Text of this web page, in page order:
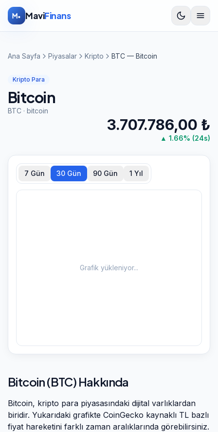
İçeriğe atla
MaviFinans
Ana Sayfa Piyasalar Kripto BTC — Bitcoin
Kripto Para
Bitcoin
BTC · bitcoin
3.707.786,00 ₺
▲ 1.66% (24s)
7 Gün 30 Gün 90 Gün 1 Yıl
Grafik yükleniyor...
Bitcoin(BTC) Hakkında
Bitcoin, kripto para piyasasındaki dijital varlıklardan
biridir. Yukarıdaki grafikte CoinGecko kaynaklı TL bazlı
fiyat hareketini farklı zaman aralıklarında görebilirsiniz.